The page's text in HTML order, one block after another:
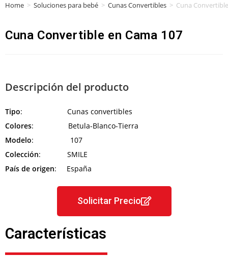
Home > Soluciones para bebé > Cunas Convertibles > Cuna
Cuna Convertible en Cama 107
Descripción del producto
Tipo: Cunas convertibles
Colores: Betula-Blanco-Tierra
Modelo: 107
Colección: SMILE
País de origen: España
Solicitar Precio
Características